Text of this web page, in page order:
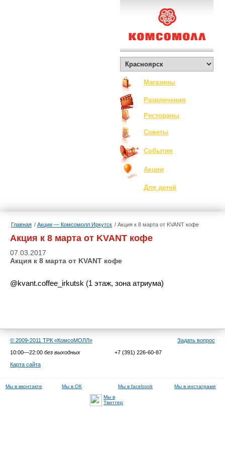
Магазины
Развлечения
Рестораны
Советы
События
Акции
Для детей
Главная Акции — Комсомолл Иркутск Акция к 8 марта от KVANT кофе
Акция к 8 марта от KVANT кофе
07.03.2017
Акция к 8 марта от KVANT кофе
@kvant.coffee_irkutsk (1 этаж, зона атриума)
© 2009-2011 ТРК «КомсоМОЛЛ»
Задать вопрос
10:00—22:00 без выходных
+7 (391) 226-60-87
Карта сайта
Мы в вконтакте Мы в ОК Мы в facebook
Мы в инстаграме
Мы в
Твиттер